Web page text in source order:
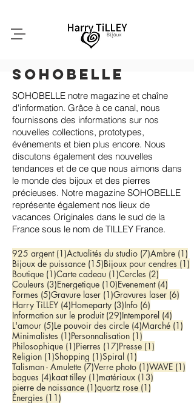
SoHoBELLE
SOHOBELLE notre magazine et chaîne
d'information. Grâce à ce canal, nous
fournissons des informations sur nos
nouvelles collections, prototypes,
événements et bien plus encore. Nous
discutons également des nouvelles
tendances et de ce que nous aimons dans
le monde des bijoux et des pierres
précieuses. Notre magazine SOHOBELLE
représente également nos lieux de
vacances Originales dans le sud de la
France sous le nom de TILLEY France.
925 argent (1)1 post
Actualités du studio (7)7 posts
Ambre (1)
Bijoux de puissance (15)15 posts
Bijoux pour cendres (1)
Boutique (1)1 post
Carte cadeau (1)1 post
Cercles (2)
Couleurs (3)3 posts
Energetique (10)10 posts
Evenement (4)
Formes (5)5 posts
Gravure laser (1)1 post
Gravures laser (6)
Harry TiLLEY (4)4 posts
Homeparty (3)3 posts
Info (6)
Information sur le produit (29)29 posts
Intemporel (4)
L'amour (5)5 posts
Le pouvoir des circle (4)4 posts
Marché (1)
Minimalistes (1)1 post
Personnalisation (1)
Philosophique (1)1 post
Pierres (17)17 posts
Presse (1)
Religion (1)1 post
Shopping (1)1 post
Spiral (1)
Talisman - Amulette (7)7 posts
Verre photo (1)1 post
WAVE (1)
bagues (4)4 posts
kaat tilley (1)1 post
matériaux (13)
pierre de naissance (1)1 post
quartz rose (1)
Énergies (11)